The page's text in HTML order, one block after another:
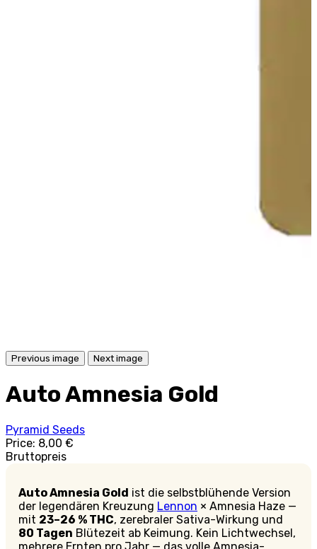
Previous image Next image
Auto Amnesia Gold
Pyramid Seeds
Price: 8,00 €
Bruttopreis
Auto Amnesia Gold ist die selbstblühende Version
der legendären Kreuzung Lennon × Amnesia Haze —
mit 23–26 % THC, zerebraler Sativa-Wirkung und
80 Tagen Blütezeit ab Keimung. Kein Lichtwechsel,
mehrere Ernten pro Jahr — das volle Amnesia-